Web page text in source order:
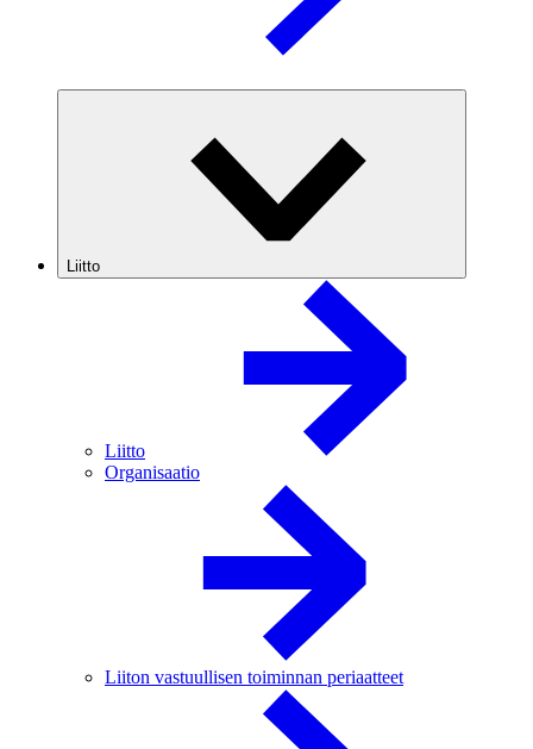
Liitto
Liitto
Organisaatio
Liiton vastuullisen toiminnan periaatteet